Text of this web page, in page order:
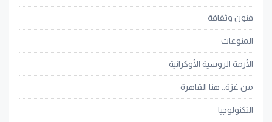
فنون وثقافة
المنوعات
الأزمة الروسية الأوكرانية
من غزة.. هنا القاهرة
التكنولوجيا